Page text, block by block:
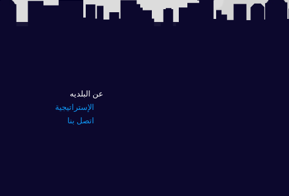
عن البلديه
الإستراتيجية
اتصل بنا